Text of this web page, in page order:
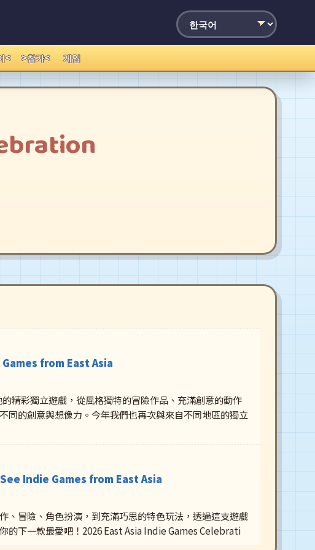
< >참가< 게임
Games from East Asia
精彩獨立遊戲，從風格獨特的冒險作品、充滿創意的動作
同的創意與想像力。今年我們也再次與來自不同地區的獨立
See Indie Games from East Asia
、冒險、角色扮演，到充滿巧思的特色玩法，透過這支遊戲
的下一款最愛吧！2026 East Asia Indie Games Celebrati